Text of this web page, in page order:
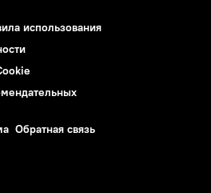
использования
Обратная связь